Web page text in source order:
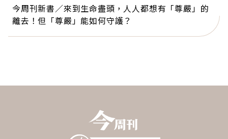
今周刊新書／來到生命盡頭，人人都想有「尊嚴」的
離去！但「尊嚴」能如何守護？